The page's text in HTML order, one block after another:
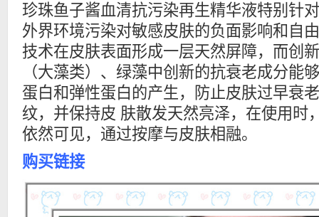
珍珠鱼子酱血清抗污染再生精华液特别针
外界环境污染对敏感皮肤的负面影响和自
技术在皮肤表面形成一层天然屏障，而创
（大藻类）、绿藻中创新的抗衰老成分能
蛋白和弹性蛋白的产生，防止皮肤过早衰
纹，并保持皮 肤散发天然亮泽，在使用时
依然可见，通过按摩与皮肤相融。
购买链接